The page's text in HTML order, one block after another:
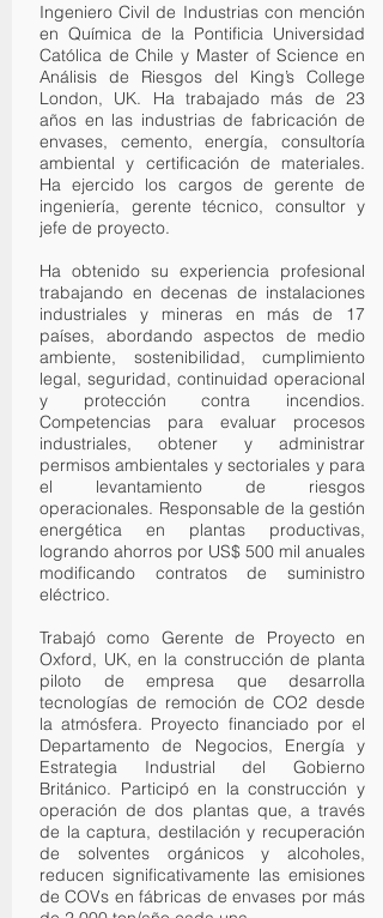
Ingeniero Civil de Industrias con mención
en Química de la Pontificia Universidad
Católica de Chile y Master of Science en
Análisis de Riesgos del King’s College
London, UK. Ha trabajado más de 23
años en las industrias de fabricación de
envases, cemento, energía, consultoría
ambiental y certificación de materiales.
Ha ejercido los cargos de gerente de
ingeniería, gerente técnico, consultor y
jefe de proyecto.
Ha obtenido su experiencia profesional
trabajando en decenas de instalaciones
industriales y mineras en más de 17
países, abordando aspectos de medio
ambiente, sostenibilidad, cumplimiento
legal, seguridad, continuidad operacional
y protección contra incendios.
Competencias para evaluar procesos
industriales, obtener y administrar
permisos ambientales y sectoriales y para
el levantamiento de riesgos
operacionales. Responsable de la gestión
energética en plantas productivas,
logrando ahorros por US$ 500 mil anuales
modificando contratos de suministro
eléctrico.
Trabajó como Gerente de Proyecto en
Oxford, UK, en la construcción de planta
piloto de empresa que desarrolla
tecnologías de remoción de CO2 desde
la atmósfera. Proyecto financiado por el
Departamento de Negocios, Energía y
Estrategia Industrial del Gobierno
Británico. Participó en la construcción y
operación de dos plantas que, a través
de la captura, destilación y recuperación
de solventes orgánicos y alcoholes,
reducen significativamente las emisiones
de COVs en fábricas de envases por más